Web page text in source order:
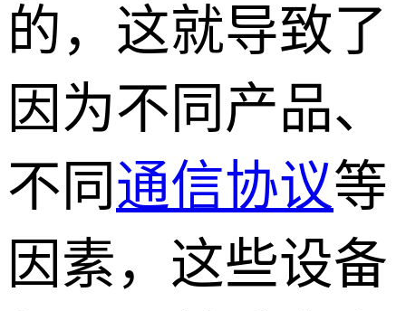
的，这就导致了
因为不同产品、
不同通信协议等
因素，这些设备